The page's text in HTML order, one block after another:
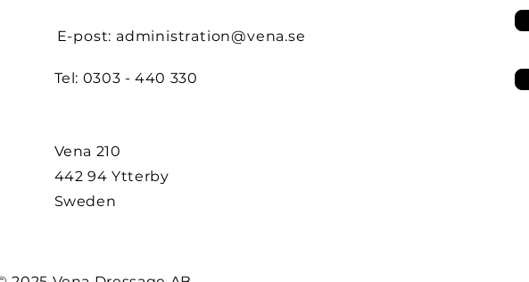
E-post: administration@vena.se
Tel: 0303 - 440 330
Vena 210
442 94 Ytterby
Sweden